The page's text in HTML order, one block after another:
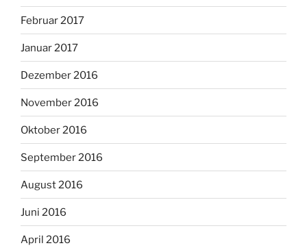
Februar 2017
Januar 2017
Dezember 2016
November 2016
Oktober 2016
September 2016
August 2016
Juni 2016
April 2016